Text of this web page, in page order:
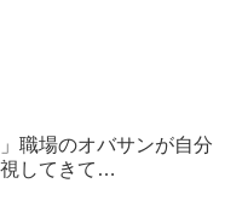
」職場のオバサンが自分
してきて…